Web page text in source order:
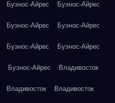
Буэнос-Айрес Буэнос-Айрес
Буэнос-Айрес Буэнос-Айрес
Буэнос-Айрес Буэнос-Айрес
Буэнос-Айрес Владивосток
Владивосток Владивосток